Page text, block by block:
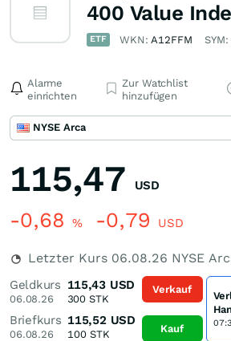
400 Value
ETF WKN:A12FFM SYM:
Alarme
einrichten
Zur Watchlist
hinzufügen
NYSE Arca
115,47 USD
-0,68 % -0,79 USD
Letzter Kurs 06.08.26 NYSE
Geldkurs
06.08.26
115,43 USD
300 STK
Briefkurs
06.08.26
115,52 USD
100STK
Verkauf
Kauf